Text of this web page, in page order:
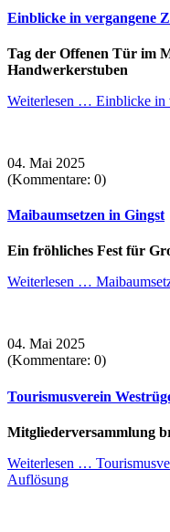
Einblicke in vergangene
Tag der Offenen Tür im
Handwerkerstuben
Weiterlesen … Einblicke in
04. Mai 2025
(Kommentare: 0)
Maibaumsetzen in Gingst
Ein fröhliches Fest für
Weiterlesen …
04. Mai 2025
(Kommentare: 0)
Tourismusverein
Mitgliederversammlung
Weiterlesen …
Auflösung